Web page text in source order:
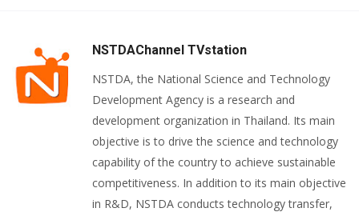
NSTDAChannel TVstation
NSTDA, the National Science and Technology
Development Agency is a research and
development organization in Thailand. Its main
objective is to drive the science and technology
capability of the country to achieve sustainable
competitiveness. In addition to its main objective
in R&D, NSTDA conducts technology transfer,